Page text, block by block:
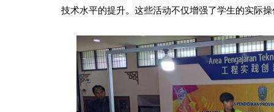
技术水平的提升。这些活动不仅增强了学生的实际